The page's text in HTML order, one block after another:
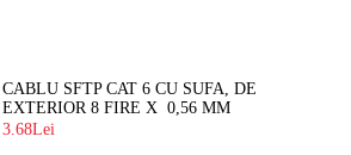
CABLU SFTP CAT 6 CU SUFA, DE
EXTERIOR 8 FIRE X 0,56 MM
3.68Lei